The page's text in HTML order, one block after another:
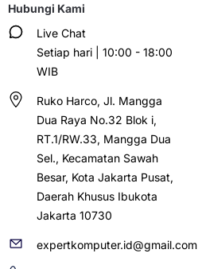
Hubungi Kami
Live Chat
Setiap hari | 10:00 - 18:00
WIB
Ruko Harco, Jl. Mangga
Dua Raya No.32 Blok i,
RT.1/RW.33, Mangga Dua
Sel., Kecamatan Sawah
Besar, Kota Jakarta Pusat,
Daerah Khusus Ibukota
Jakarta 10730
expertkomputer.id@gmail.com